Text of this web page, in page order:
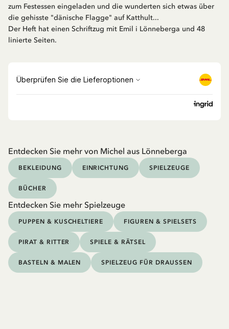
zum Festessen eingeladen und die wunderten sich etwas über
die gehisste "dänische Flagge" auf Katthult...
Der Heft hat einen Schriftzug mit Emil i Lönneberga und 48
linierte Seiten.
Entdecken Sie mehr von Michel aus Lönneberga
BEKLEIDUNG EINRICHTUNG SPIELZEUGE
BÜCHER
Entdecken Sie mehr Spielzeuge
PUPPEN & KUSCHELTIERE FIGUREN & SPIELSETS
PIRAT & RITTER SPIELE & RÄTSEL
BASTELN & MALEN SPIELZEUG FÜR DRAUSSEN